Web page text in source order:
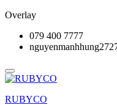
Overlay
079 400 7777
RUBYCO